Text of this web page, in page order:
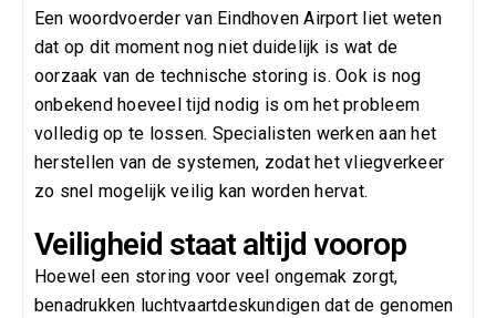
Een woordvoerder van Eindhoven Airport liet weten
dat op dit moment nog niet duidelijk is wat de
oorzaak van de technische storing is. Ook is nog
onbekend hoeveel tijd nodig is om het probleem
volledig op te lossen. Specialisten werken aan het
herstellen van de systemen, zodat het vliegverkeer
zo snel mogelijk veilig kan worden hervat.
Veiligheid staat altijd voorop
Hoewel een storing voor veel ongemak zorgt,
benadrukken luchtvaartdeskundigen dat de genomen